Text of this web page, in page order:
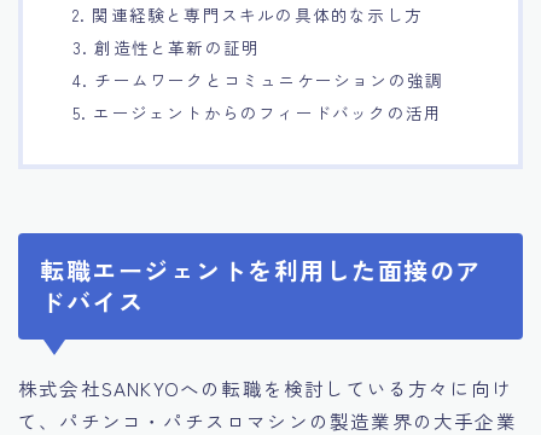
2. 関連経験と専門スキルの具体的な示し方
3. 創造性と革新の証明
4. チームワークとコミュニケーションの強調
5. エージェントからのフィードバックの活用
転職エージェントを利用した面接のア
ドバイス
株式会社SANKYOへの転職を検討している方々に向け
て、パチンコ・パチスロマシンの製造業界の大手企業